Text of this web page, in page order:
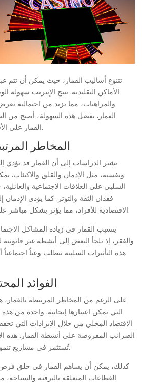
تتنوع أساليب القمار، حيث يمكن أن تتم
الأماكن التقليدية. يتيح الإنترنت سهولة
والمراهنات، مما يزيد من احتمالية
القمار. بفضل هذه السهولة، أصبح من
القمار على الأفراد والمجتمعات.
المخاطر
تشير الدراسات إلى أن القمار قد
ونفسية، مثل الإدمان والقلق والاكتئاب.
السلبي على العلاقات الاجتماعية
فقدان الثقة والتوتر. كما يؤدي الإدمان
الاقتصادية للأفراد، مما يؤثر بشكل مباشر على حياتهم اليومية.
يتسبب القمار في زيادة المشاكل
والفقر، إذ يلجأ البعض إلى أنشطة غير
هذه التأثيرات السلبية تتطلب وعياً اجتماعياً
الفوائد
على الرغم من المخاطر المرتبطة بالقمار،
التي يمكن اعتبارها إيجابية. واحدة من هذه
الاقتصاد المحلي من خلال الإيرادات التي
الضرائب المفروضة على أنشطة القمار. هذه
تُستثمر في مشاريع تنموية تخدم المجتمع.
كذلك، يمكن أن يساهم القمار في خلق
القطاعات المتعلقة بالترفيه والسياحة،